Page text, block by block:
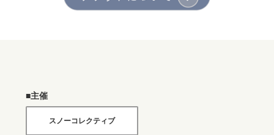
■主催
スノーコレクティブ